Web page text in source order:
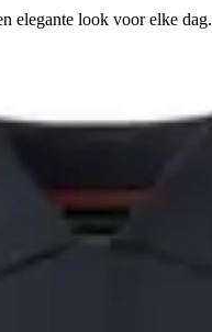
elegante look voor elke dag.